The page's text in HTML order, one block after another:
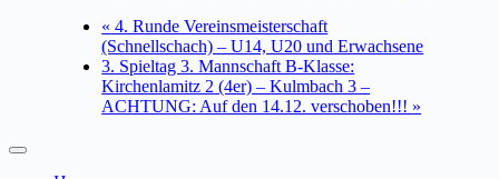
« 4. Runde Vereinsmeisterschaft
(Schnellschach) – U14, U20 und Erwachsene
3. Spieltag 3. Mannschaft B-Klasse:
Kirchenlamitz 2 (4er) – Kulmbach 3 –
ACHTUNG: Auf den 14.12. verschoben!!! »